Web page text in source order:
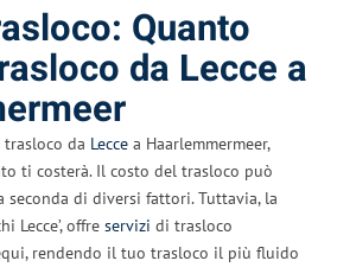
Quanto
da Lecce a
da Lecce a Haarlemmermeer,
ti costerà. Il costo del trasloco può
seconda di diversi fattori. Tuttavia, la
Lecce’, offre servizi di trasloco
rendendo il tuo trasloco il più fluido